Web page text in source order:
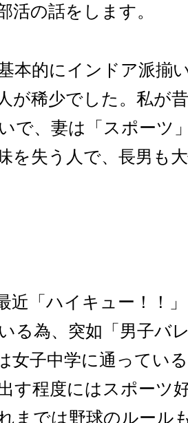
活の話をします。
本的にインドア派揃
が稀少でした。私が
で、妻は「スポーツ
を失う人で、長男も
近「ハイキュー！！
る為、突如「男子バ
女子中学に通ってい
す程度にはスポーツ
までは野球のルール